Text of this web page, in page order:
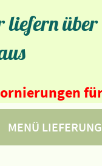
über
MENÜ LIEFERUNG